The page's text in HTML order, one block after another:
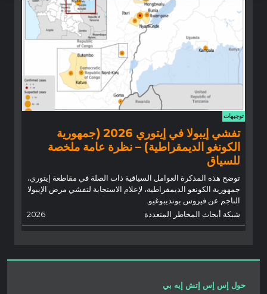
توجيهات
تفشي إيبولا في إيتوري 2026 (جمهورية
الكونغو الديمقراطية) – نظرة عامة ملخصة
للسياق
توضح هذه المذكرة العوامل السياقية ذات الصلة في مقاطعة إيتوري،
جمهورية الكونغو الديمقراطية، لإعلام الاستجابة لتفشي مرض الإيبولا
الناجم عن فيروس بونديبوغيو.
شبكة أبحاث المخاطر المتعددة
2026
حول إس إس إتش إيه بي